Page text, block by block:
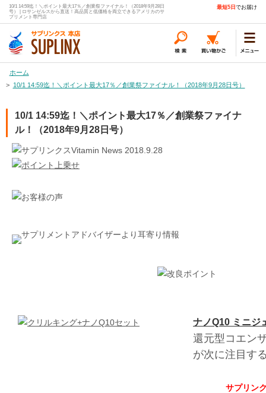
10/1 14:59迄！＼ポイント最大17％／創業祭ファイナル！（2018年9月28日
号） | ロサンゼルスから直送！高品質と低価格を両立できるアメリカのサ
プリメント専門店
最短5日 でお届け
ホーム
> 10/1 14:59迄！＼ポイント最大17％／創業祭ファイナル！（2018年9月28日号）
10/1 14:59迄！＼ポイント最大17％／創業祭ファイナ
ル！（2018年9月28日号）
ナノQ10 ミニジ
還元型コエン
が次に注目す
サプリン